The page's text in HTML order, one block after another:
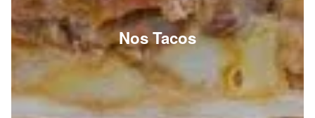
Nos Tacos